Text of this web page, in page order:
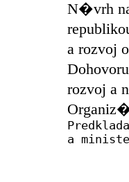
N�vrh
a rozvoj
rozvoj a
a